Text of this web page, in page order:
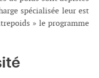
spécialisée leur est
» le programme